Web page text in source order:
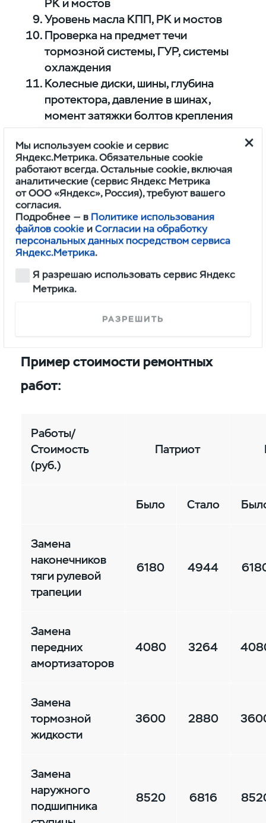
РК и мостов
Уровень масла КПП, РК и мостов
Проверка на предмет течи
тормозной системы, ГУР, системы
охлаждения
Колесные диски, шины, глубина
протектора, давление в шинах,
момент затяжки болтов крепления
колес
ПРОВЕРКА ТОРМОЗНОЙ
СИСТЕМЫ
Уровень/состояние тормозной
жидкости (визуально)
Тормозные шланги (визуально)
(визуально)
Тормозные колодки (визуально)
Стояночный тормоз (свободный ход
Пример стоимости ремонтных
работ:
Работы/
Стоимость
(руб.)
Патриот
Было Cтало
Замена
наконечников
тяги рулевой
трапеции
6180 4944
Замена
передних
амортизаторов
4080 3264
Замена
тормозной
жидкости
3600 2880
Замена
наружного
подшипника
8520 6816
Мы используем cookie и сервис
Яндекс.Метрика. Обязательные cookie
работают всегда. Остальные cookie, включая
аналитические (сервис Яндекс Метрика
от ООО «Яндекс», Россия), требуют вашего
согласия.
Подробнее — в Политике использования
файлов cookie иСогласии на обработку
персональных данных посредством сервиса
Яндекс.Метрика.
Я разрешаю использовать сервис Яндекс
Метрика.
РАЗРЕШИТЬ